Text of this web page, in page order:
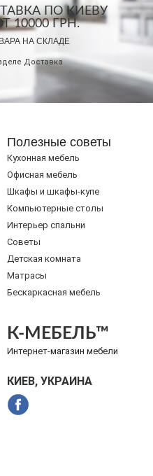
ПО КИЕВУ
10000 ГРН.
НА СКЛАДЕ
Доставка
Полезные советы
Кухонная мебель
Офисная мебель
Шкафы и шкафы-купе
Компьютерные столы
Интерьер спальни
Советы
Детская комната
Матрасы
Бескаркасная мебель
К-МЕБЕЛЬ™
Интернет-магазин мебели
КИЕВ, УКРАИНА